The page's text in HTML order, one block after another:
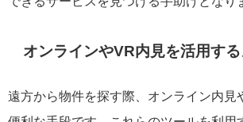
オンラインやVR内見を活用する
遠方から物件を探す際、オンライン内見